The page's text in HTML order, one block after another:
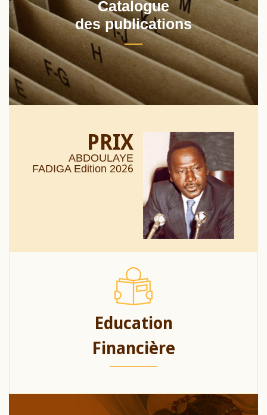
Catalogue
des publications
PRIX
ABDOULAYE
FADIGA Edition 2026
Education
Financière